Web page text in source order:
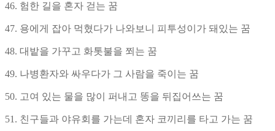
46. 험한 길을 혼자 걷는 꿈
47. 용에게 잡아 먹혔다가 나와보니 피투성이가 돼있는 꿈
48. 대밭을 가꾸고 화톳불을 쬐는 꿈
49. 나병환자와 싸우다가 그 사람을 죽이는 꿈
50. 고여 있는 물을 많이 퍼내고 똥을 뒤집어쓰는 꿈
51. 친구들과 야유회를 가는데 혼자 코끼리를 타고 가는 꿈